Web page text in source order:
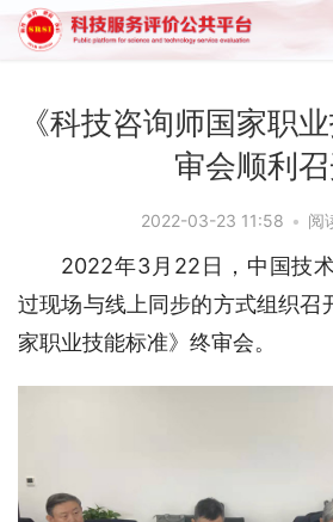
《科技咨询师国家职
审会顺利
2022-03-23 11:58 • 阅
2022年3月22日，中国技
过现场与线上同步的方式组织召
家职业技能标准》终审会。